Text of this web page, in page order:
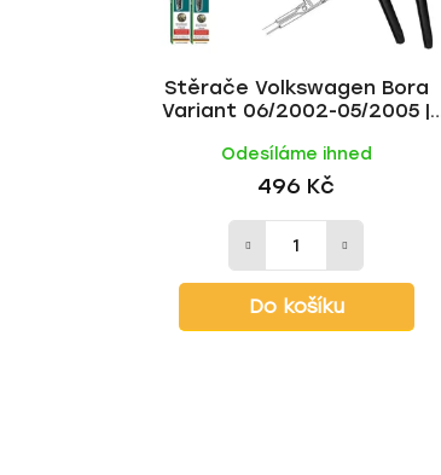
Stěrače Volkswagen Bora
Variant 06/2002-05/2005 |
Odesíláme ihned
496 Kč
Do košíku